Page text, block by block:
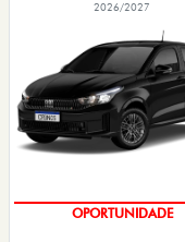
2026/2027
OPORTUNIDADE